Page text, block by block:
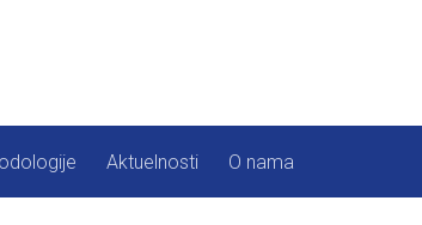
Aktuelnosti O nama